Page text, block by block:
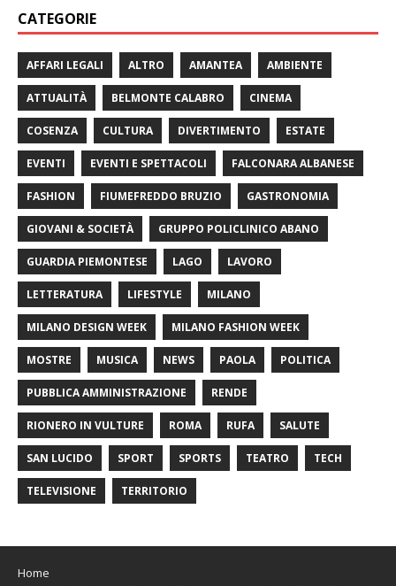
CATEGORIE
AFFARI LEGALI ALTRO AMANTEA AMBIENTE
ATTUALITÀ BELMONTE CALABRO CINEMA
COSENZA CULTURA DIVERTIMENTO ESTATE
EVENTI EVENTI E SPETTACOLI FALCONARA ALBANESE
FASHION FIUMEFREDDO BRUZIO GASTRONOMIA
GIOVANI & SOCIETÀ GRUPPO POLICLINICO ABANO
GUARDIA PIEMONTESE LAGO LAVORO
LETTERATURA LIFESTYLE MILANO
MILANO DESIGN WEEK MILANO FASHION WEEK
MOSTRE MUSICA NEWS PAOLA POLITICA
PUBBLICA AMMINISTRAZIONE RENDE
RIONERO IN VULTURE ROMA RUFA SALUTE
SAN LUCIDO SPORT SPORTS TEATRO TECH
TELEVISIONE TERRITORIO
Home